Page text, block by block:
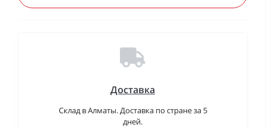
Доставка
Склад в Алматы. Доставка по стране за 5
дней.